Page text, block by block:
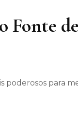
Fonte de
poderosos para